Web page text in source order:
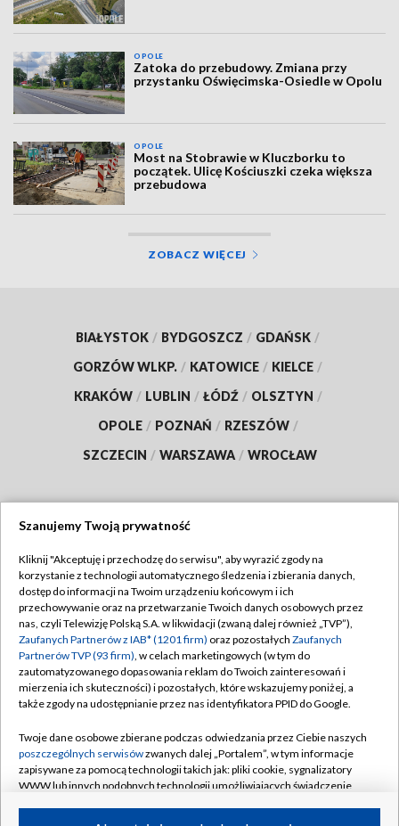
OPOLE
Zatoka do przebudowy. Zmiana przy
przystanku Oświęcimska-Osiedle w Opolu
OPOLE
Most na Stobrawie w Kluczborku to
początek. Ulicę Kościuszki czeka większa
przebudowa
ZOBACZ WIĘCEJ
BIAŁYSTOK / BYDGOSZCZ / GDAŃSK /
GORZÓW WLKP. / KATOWICE / KIELCE /
KRAKÓW / LUBLIN / ŁÓDŹ / OLSZTYN /
OPOLE / POZNAŃ / RZESZÓW /
SZCZECIN / WARSZAWA / WROCŁAW
TVP
Abonament TVP
Emisja w TVP
Centrum informacji TVP
Naziemna Telewizja Cyfrowa
Rada Programowa
System NOS
Informacje o nadawcy
Regulamin TVP
Polityka prywatności
Moje zgody
Pomoc
Kontakt
Kanały
Szanujemy Twoją prywatność
Kliknij "Akceptuję i przechodzę do serwisu", aby wyrazić zgody na
korzystanie z technologii automatycznego śledzenia i zbierania danych,
dostęp do informacji na Twoim urządzeniu końcowym i ich
przechowywanie oraz na przetwarzanie Twoich danych osobowych przez
nas, czyli Telewizję Polską S.A. w likwidacji (zwaną dalej również „TVP”),
Zaufanych Partnerów z IAB* (1201 firm) oraz pozostałych Zaufanych
Partnerów TVP (93 firm), w celach marketingowych (w tym do
zautomatyzowanego dopasowania reklam do Twoich zainteresowań i
mierzenia ich skuteczności) i pozostałych, które wskazujemy poniżej, a
także zgody na udostępnianie przez nas identyfikatora PPID do Google.
Twoje dane osobowe zbierane podczas odwiedzania przez Ciebie naszych
poszczególnych serwisówzwanych dalej „Portalem”, w tym informacje
zapisywane za pomocą technologii takich jak: pliki cookie, sygnalizatory
WWW lub innych podobnych technologii umożliwiających świadczenie